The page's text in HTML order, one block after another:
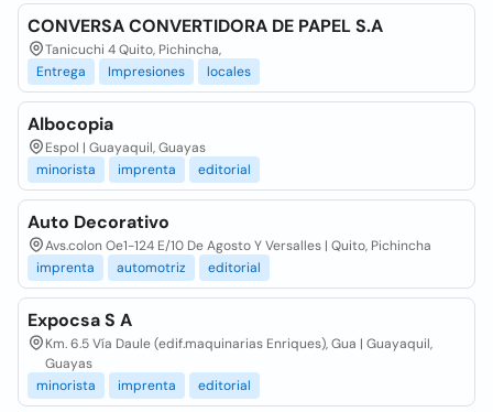
CONVERSA CONVERTIDORA DE PAPEL S.A
Tanicuchi 4 Quito, Pichincha,
Entrega
Impresiones locales
Albocopia
Espol | Guayaquil, Guayas
minorista
imprenta editorial
Auto Decorativo
Avs.colon Oe1-124 E/10 De Agosto Y Versalles | Quito, Pichincha
imprenta
automotriz editorial
Expocsa S A
Km. 6.5 Vía Daule (edif.maquinarias Enriques), Gua | Guayaquil,
Guayas
minorista
imprenta editorial